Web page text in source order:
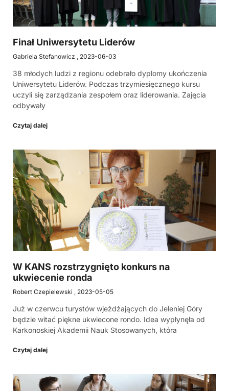
Finał Uniwersytetu Liderów
Gabriela Stefanowicz 2023-06-03
38 młodych ludzi z regionu odebrało dyplomy ukończenia
Uniwersytetu Liderów. Podczas trzymiesięcznego kursu
uczyli się zarządzania zespołem oraz liderowania. Zajęcia
odbywały
Czytaj dalej
W KANS rozstrzygnięto konkurs na
ukwiecenie ronda
Robert Czepielewski 2023-05-05
Już w czerwcu turystów wjeżdżających do Jeleniej Góry
będzie witać piękne ukwiecone rondo. Idea wypłynęła od
Karkonoskiej Akademii Nauk Stosowanych, która
Czytaj dalej